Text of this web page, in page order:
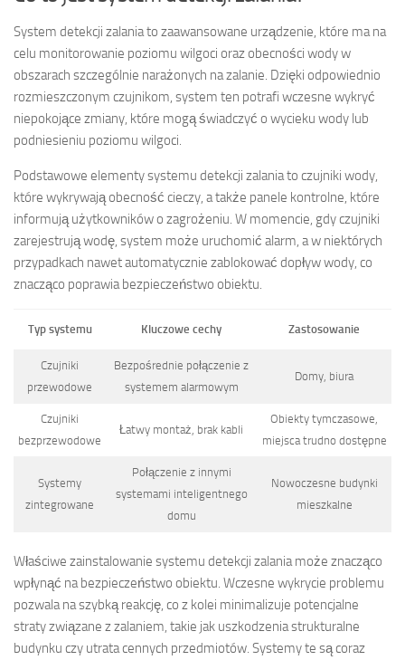
System detekcji zalania to zaawansowane urządzenie, które ma na
celu monitorowanie poziomu wilgoci oraz obecności wody w
obszarach szczególnie narażonych na zalanie. Dzięki odpowiednio
rozmieszczonym czujnikom, system ten potrafi wczesne wykryć
niepokojące zmiany, które mogą świadczyć o wycieku wody lub
podniesieniu poziomu wilgoci.
Podstawowe elementy systemu detekcji zalania to czujniki wody,
które wykrywają obecność cieczy, a także panele kontrolne, które
informują użytkowników o zagrożeniu. W momencie, gdy czujniki
zarejestrują wodę, system może uruchomić alarm, a w niektórych
przypadkach nawet automatycznie zablokować dopływ wody, co
znacząco poprawia bezpieczeństwo obiektu.
Typ systemu Kluczowe cechy Zastosowanie
Czujniki
przewodowe
Bezpośrednie połączenie z
systemem alarmowym
Domy, biura
Czujniki
bezprzewodowe
Łatwy montaż, brak kabli
Obiekty tymczasowe,
miejsca trudno dostępne
Systemy
zintegrowane
Połączenie z innymi
systemami inteligentnego
domu
Nowoczesne budynki
mieszkalne
Właściwe zainstalowanie systemu detekcji zalania może znacząco
wpłynąć na bezpieczeństwo obiektu. Wczesne wykrycie problemu
pozwala na szybką reakcję, co z kolei minimalizuje potencjalne
straty związane z zalaniem, takie jak uszkodzenia strukturalne
budynku czy utrata cennych przedmiotów. Systemy te są coraz